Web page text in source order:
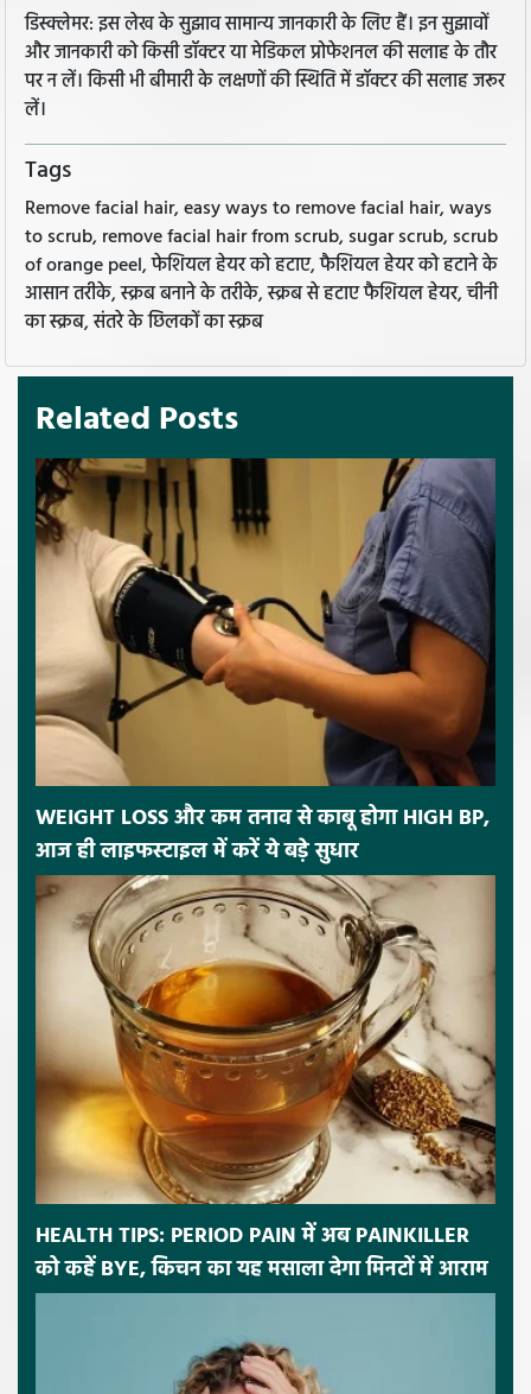
डिस्क्लेमर: इस लेख के सुझाव सामान्य जानकारी के लिए हैं। इन सुझावों
और जानकारी को किसी डॉक्टर या मेडिकल प्रोफेशनल की सलाह के तौर
पर न लें। किसी भी बीमारी के लक्षणों की स्थिति में डॉक्टर की सलाह जरूर
लें।
Tags
Remove facial hair, easy ways to remove facial hair, ways
to scrub, remove facial hair from scrub, sugar scrub, scrub
of orange peel, फेशियल हेयर को हटाए, फैशियल हेयर को हटाने के
आसान तरीके, स्क्रब बनाने के तरीके, स्क्रब से हटाए फैशियल हेयर, चीनी
का स्‍क्रब, संतरे के छिलकों का स्क्रब
Related Posts
WEIGHT LOSS और कम तनाव से काबू होगा HIGH BP,
आज ही लाइफस्टाइल में करें ये बड़े सुधार
HEALTH TIPS: PERIOD PAIN में अब PAINKILLER
को कहें BYE, किचन का यह मसाला देगा मिनटों में आराम